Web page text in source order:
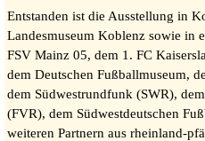
Entstanden ist die Ausstellung in
Landesmuseum Koblenz sowie in
FSV Mainz 05, dem 1. FC
dem Deutschen Fußballmuseum,
dem Südwestrundfunk (SWR),
(FVR), dem Südwestdeutschen
weiteren Partnern aus rheinland-